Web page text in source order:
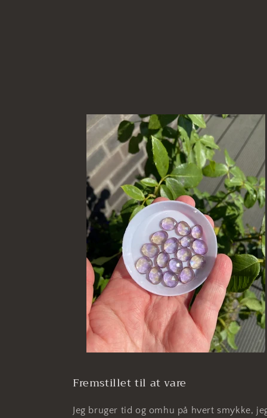
Fremstillet til at vare
Jeg bruger tid og omhu på hvert smykke,